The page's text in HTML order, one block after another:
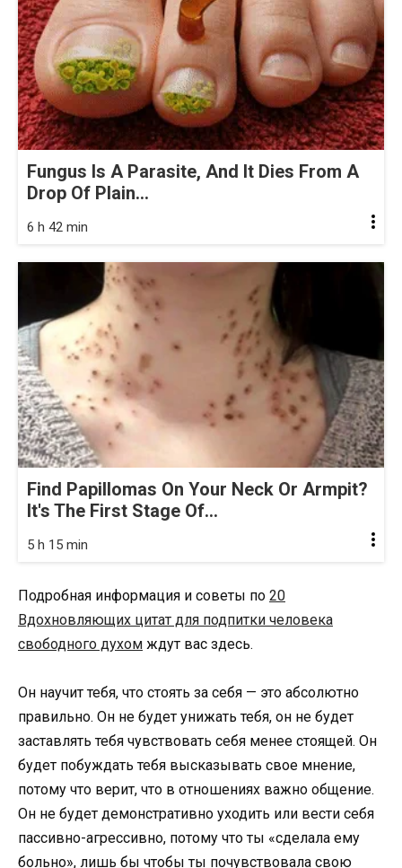
Fungus Is A Parasite, And It Dies From A
Drop Of Plain...
6 h 42 min
Find Papillomas On Your Neck Or Armpit?
It's The First Stage Of...
5 h 15 min
Подробная информация и советы по 20
Вдохновляющих цитат для подпитки человека
свободного духом ждут вас здесь.
Он научит тебя, что стоять за себя — это абсолютно
правильно. Он не будет унижать тебя, он не будет
заставлять тебя чувствовать себя менее стоящей. Он
будет побуждать тебя высказывать свое мнение,
потому что верит, что в отношениях важно общение.
Он не будет демонстративно уходить или вести себя
пассивно-агрессивно, потому что ты «сделала ему
больно», лишь бы чтобы ты почувствовала свою